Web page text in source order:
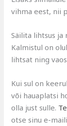
vihma eest, nii
Säilita lihtsus ja
Kalmistul on
lihtsat ning
Kui sul on
või hauaplatsi
olla just sulle.
otse sinu e-